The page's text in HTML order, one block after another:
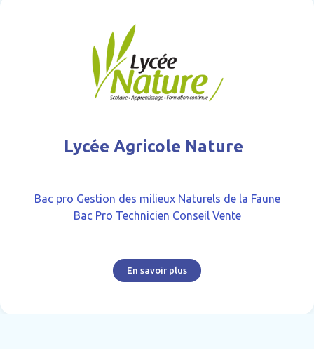
Lycée Agricole Nature
Bac pro Gestion des milieux Naturels de la Faune
Bac Pro Technicien Conseil Vente
En savoir plus